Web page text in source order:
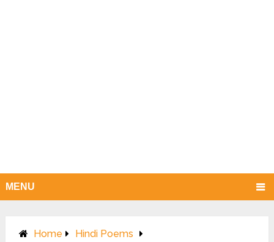
MENU
Home
Hindi Poems